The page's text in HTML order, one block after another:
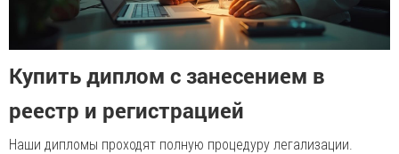
Купить диплом с занесением в
реестр и регистрацией
Наши дипломы проходят полную процедуру легализации.